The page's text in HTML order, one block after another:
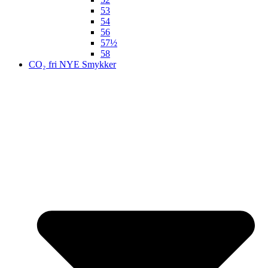
53
54
56
57½
58
CO₂ fri NYE Smykker